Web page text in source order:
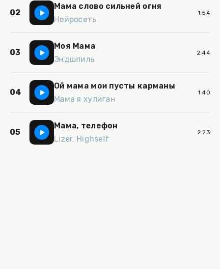
02
Мама слово сильней огня
Нейросеть
1:54
03
Моя Мама
Эндшпиль
2:44
04
Ой мама мои пусты карманы
Мама я хулиган
1:40
05
Мама, телефон
Lizer, Highself
2:23